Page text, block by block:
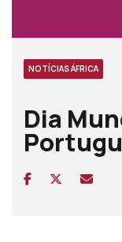
NOTÍCIAS ÁFRICA
Dia